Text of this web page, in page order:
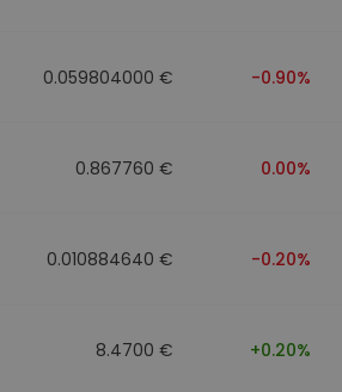
0.059804000 € -0.90%
0.867760 € 0.00%
0.010884640 € -0.20%
8.4700 € +0.20%